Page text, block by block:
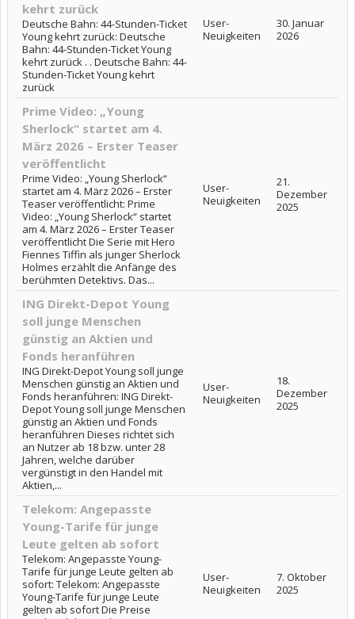
kehrt zurück
Deutsche Bahn: 44-Stunden-Ticket
Young kehrt zurück: Deutsche
Bahn: 44-Stunden-Ticket Young
kehrt zurück . . Deutsche Bahn: 44-
Stunden-Ticket Young kehrt
zurück
User-
Neuigkeiten
30. Januar
2026
Prime Video: „Young
Sherlock“ startet am 4.
März 2026 – Erster Teaser
veröffentlicht
Prime Video: „Young Sherlock“
startet am 4. März 2026 – Erster
Teaser veröffentlicht: Prime
Video: „Young Sherlock“ startet
am 4. März 2026 – Erster Teaser
veröffentlicht Die Serie mit Hero
Fiennes Tiffin als junger Sherlock
Holmes erzählt die Anfänge des
berühmten Detektivs. Das...
User-
Neuigkeiten
21.
Dezember
2025
ING Direkt-Depot Young
soll junge Menschen
günstig an Aktien und
Fonds heranführen
ING Direkt-Depot Young soll junge
Menschen günstig an Aktien und
Fonds heranführen: ING Direkt-
Depot Young soll junge Menschen
günstig an Aktien und Fonds
heranführen Dieses richtet sich
an Nutzer ab 18 bzw. unter 28
Jahren, welche darüber
vergünstigt in den Handel mit
Aktien,...
User-
Neuigkeiten
18.
Dezember
2025
Telekom: Angepasste
Young-Tarife für junge
Leute gelten ab sofort
Telekom: Angepasste Young-
Tarife für junge Leute gelten ab
sofort: Telekom: Angepasste
Young-Tarife für junge Leute
gelten ab sofort Die Preise
User-
Neuigkeiten
7. Oktober
2025